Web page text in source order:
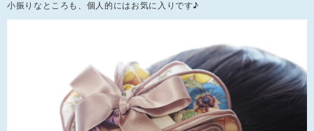
小振りなところも、個人的にはお気に入りです♪